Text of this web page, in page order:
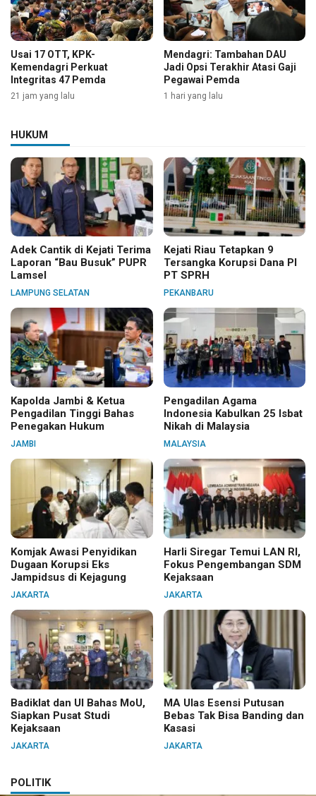
Usai 17 OTT, KPK-
Kemendagri Perkuat
Integritas 47 Pemda
21 jam yang lalu
Mendagri: Tambahan DAU
Jadi Opsi Terakhir Atasi Gaji
Pegawai Pemda
1 hari yang lalu
HUKUM
Adek Cantik di Kejati Terima
Laporan “Bau Busuk” PUPR
Lamsel
LAMPUNG SELATAN
Kejati Riau Tetapkan 9
Tersangka Korupsi Dana PI
PT SPRH
PEKANBARU
Kapolda Jambi & Ketua
Pengadilan Tinggi Bahas
Penegakan Hukum
JAMBI
Pengadilan Agama
Indonesia Kabulkan 25 Isbat
Nikah di Malaysia
MALAYSIA
Komjak Awasi Penyidikan
Dugaan Korupsi Eks
Jampidsus di Kejagung
JAKARTA
Harli Siregar Temui LAN RI,
Fokus Pengembangan SDM
Kejaksaan
JAKARTA
Badiklat dan UI Bahas MoU,
Siapkan Pusat Studi
Kejaksaan
JAKARTA
MA Ulas Esensi Putusan
Bebas Tak Bisa Banding dan
Kasasi
JAKARTA
POLITIK